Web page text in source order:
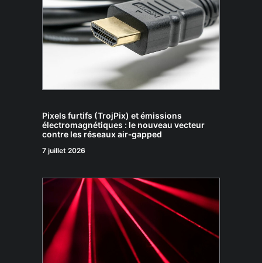
Pixels furtifs (TrojPix) et émissions
électromagnétiques : le nouveau vecteur
contre les réseaux air‑gapped
7 juillet 2026